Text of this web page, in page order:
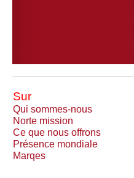
Sur
Qui sommes-nous
Norte mission
Ce que nous offrons
Présence mondiale
Marqes